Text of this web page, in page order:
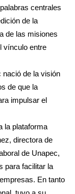
centrales
de la
de las misiones
vínculo entre
nació de la visión
de que la
impulsar el
la plataforma
directora de
de Unapec,
para facilitar la
En tanto